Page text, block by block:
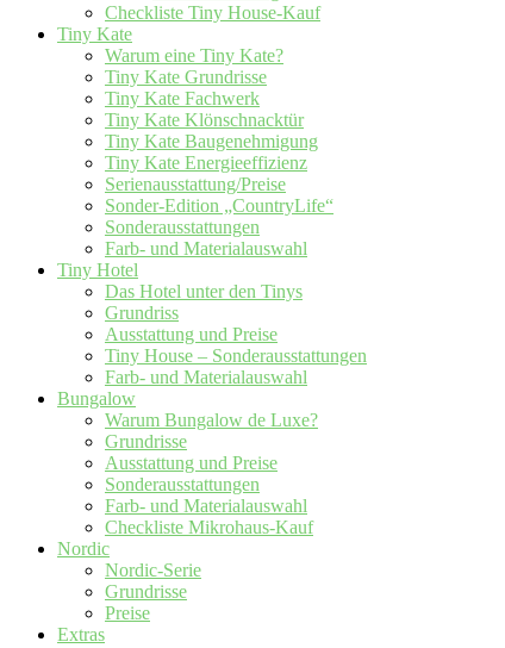
Checkliste Tiny House-Kauf
Tiny Kate
Warum eine Tiny Kate?
Tiny Kate Grundrisse
Tiny Kate Fachwerk
Tiny Kate Klönschnacktür
Tiny Kate Baugenehmigung
Tiny Kate Energieeffizienz
Serienausstattung/Preise
Sonder-Edition „CountryLife“
Sonderausstattungen
Farb- und Materialauswahl
Tiny Hotel
Das Hotel unter den Tinys
Grundriss
Ausstattung und Preise
Tiny House – Sonderausstattungen
Farb- und Materialauswahl
Bungalow
Warum Bungalow de Luxe?
Grundrisse
Ausstattung und Preise
Sonderausstattungen
Farb- und Materialauswahl
Checkliste Mikrohaus-Kauf
Nordic
Nordic-Serie
Grundrisse
Preise
Extras